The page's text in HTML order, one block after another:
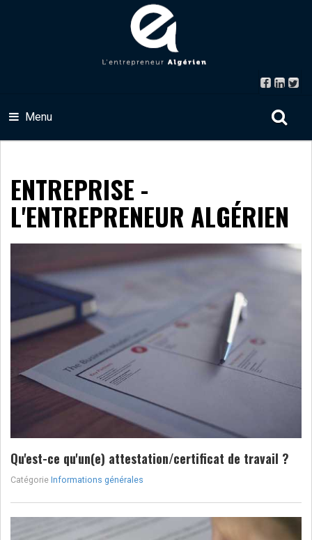
Menu
ENTREPRISE -
L'ENTREPRENEUR ALGÉRIEN
Qu'est-ce qu'un(e) attestation/certificat de travail ?
Catégorie Informations générales